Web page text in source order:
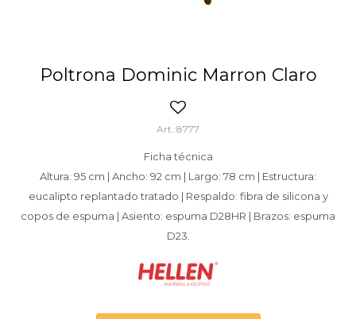
Poltrona Dominic Marron Claro
8777
Ficha técnica
Altura: 95 cm | Ancho: 92 cm | Largo: 78 cm | Estructura:
eucalipto replantado tratado | Respaldo: fibra de silicona y
copos de espuma | Asiento: espuma D28HR | Brazos: espuma
D23.